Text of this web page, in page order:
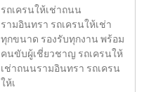
รถเครนให้เช่าถนน
รามอินทรา รถเครนให้เช่า
ทุกขนาด รองรับทุกงาน พร้อม
คนขับผู้เชี่ยวชาญ รถเครนให้
เช่าถนนรามอินทรา รถเครน
ให้เ